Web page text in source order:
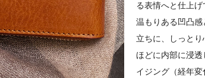
る表情へと仕上
温もりある凹凸
立ちに、しっと
ほどに内部に浸
イジング（経年